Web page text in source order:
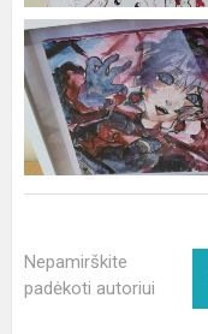
Nepamirškite
padėkoti autoriui